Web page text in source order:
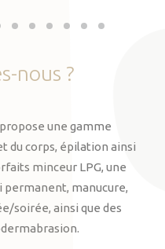
nous ?
une gamme
du corps, épilation ainsi
minceur LPG, une
permanent, manucure,
soirée, ainsi que des